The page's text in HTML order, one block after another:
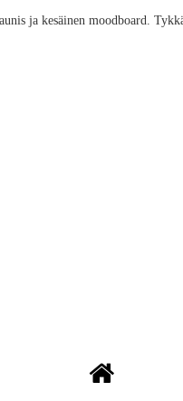
ja kesäinen moodboard.